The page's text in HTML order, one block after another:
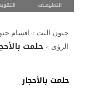
التعليمـــات
جنون النت > اقسام
الرؤى > حلمت
حلمت بالأحجار